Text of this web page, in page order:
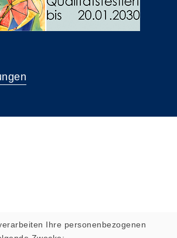
Ihre personenbezogenen